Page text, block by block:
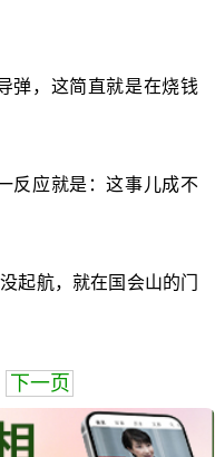
弹，这简直就是在烧钱
反应就是：这事儿成不
起航，就在国会山的门
下一页